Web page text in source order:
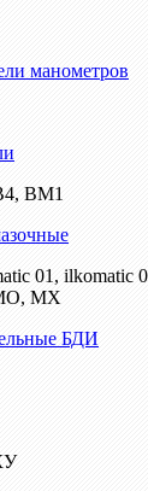
манометров
ВМ1
01, ilkomatic
МХ
БДИ